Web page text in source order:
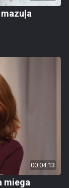
00:04:13
miega